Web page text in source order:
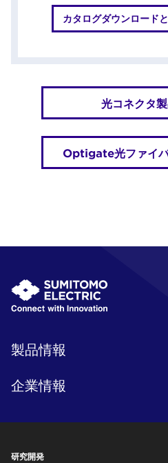
カタログダウンロード
光コネクタ
Optigate光ファイ
製品情報
企業情報
研究開発